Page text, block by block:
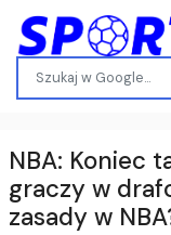
NBA: Koniec
graczy w
zasady w